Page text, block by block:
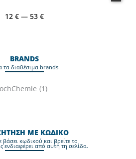
12 € — 53 €
BRANDS
τα διαθέσιμα brands
(1)
ΜΕ ΚΩΔΙΚΟ
βάσει κωδικού και βρείτε το
ενδιαφέρει από αυτή τη σελίδα.